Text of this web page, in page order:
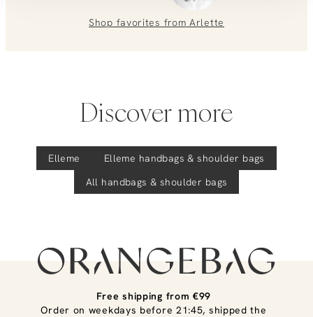
Shop favorites from Arlette
Discover more
Elleme Elleme handbags & shoulder bags
All handbags & shoulder bags
Free shipping from €99
Order on weekdays before 21:45, shipped the